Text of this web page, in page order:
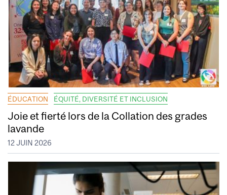
ÉDUCATION ÉQUITÉ, DIVERSITÉ ET INCLUSION
Joie et fierté lors de la Collation des grades
lavande
12 JUIN 2026